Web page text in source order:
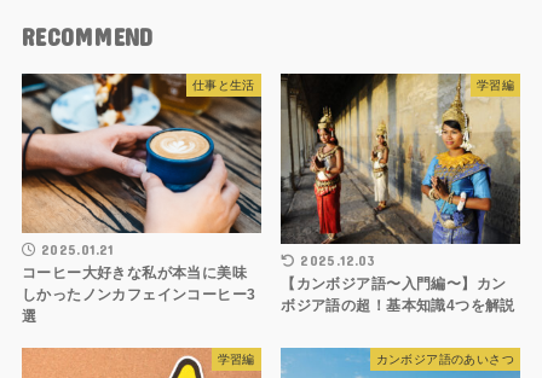
RECOMMEND
仕事と生活
2025.01.21
コーヒー大好きな私が本当に美味
しかったノンカフェインコーヒー3
選
学習編
2025.12.03
【カンボジア語〜入門編〜】カン
ボジア語の超！基本知識4つを解説
学習編 カンボジア語のあいさつ